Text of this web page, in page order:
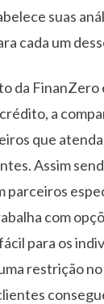
suas
cada um
da FinanZero
a
que
Assim
parceiros
com
para os
restrição